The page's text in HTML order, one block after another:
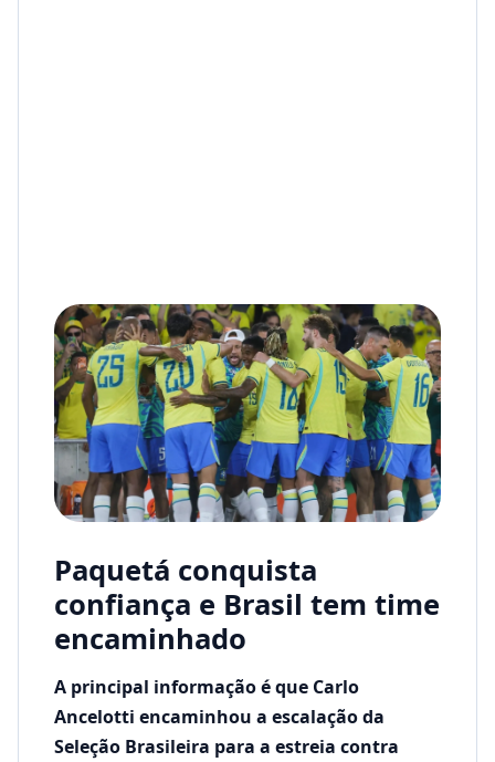
Paquetá conquista
confiança e Brasil tem time
encaminhado
A principal informação é que Carlo
Ancelotti encaminhou a escalação da
Seleção Brasileira para a estreia contra